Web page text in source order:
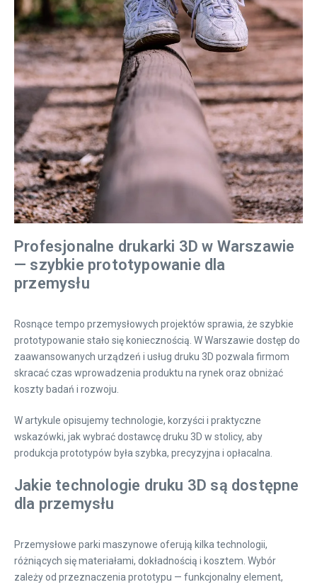
Profesjonalne drukarki 3D w Warszawie
— szybkie prototypowanie dla
przemysłu
Rosnące tempo przemysłowych projektów sprawia, że szybkie
prototypowanie stało się koniecznością. W Warszawie dostęp do
zaawansowanych urządzeń i usług druku 3D pozwala firmom
skracać czas wprowadzenia produktu na rynek oraz obniżać
koszty badań i rozwoju.
W artykule opisujemy technologie, korzyści i praktyczne
wskazówki, jak wybrać dostawcę druku 3D w stolicy, aby
produkcja prototypów była szybka, precyzyjna i opłacalna.
Jakie technologie druku 3D są dostępne
dla przemysłu
Przemysłowe parki maszynowe oferują kilka technologii,
różniących się materiałami, dokładnością i kosztem. Wybór
zależy od przeznaczenia prototypu — funkcjonalny element,